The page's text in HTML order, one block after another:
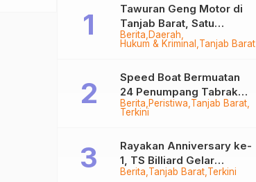
Berita Daerah
Hukum & Kriminal Tanjab Barat
Tawuran Geng Motor di
Tanjab Barat, Satu
Remaja Kritis Dibacok, 3
Pelaku Ditangkap
Berita Peristiwa Tanjab Barat
Terkini
Speed Boat Bermuatan
24 Penumpang Tabrak
Togok di Kuala Tungkal,
Berita Tanjab Barat Terkini
Rayakan Anniversary ke-
1, TS Billiard Gelar
Turnamen 9 Ball